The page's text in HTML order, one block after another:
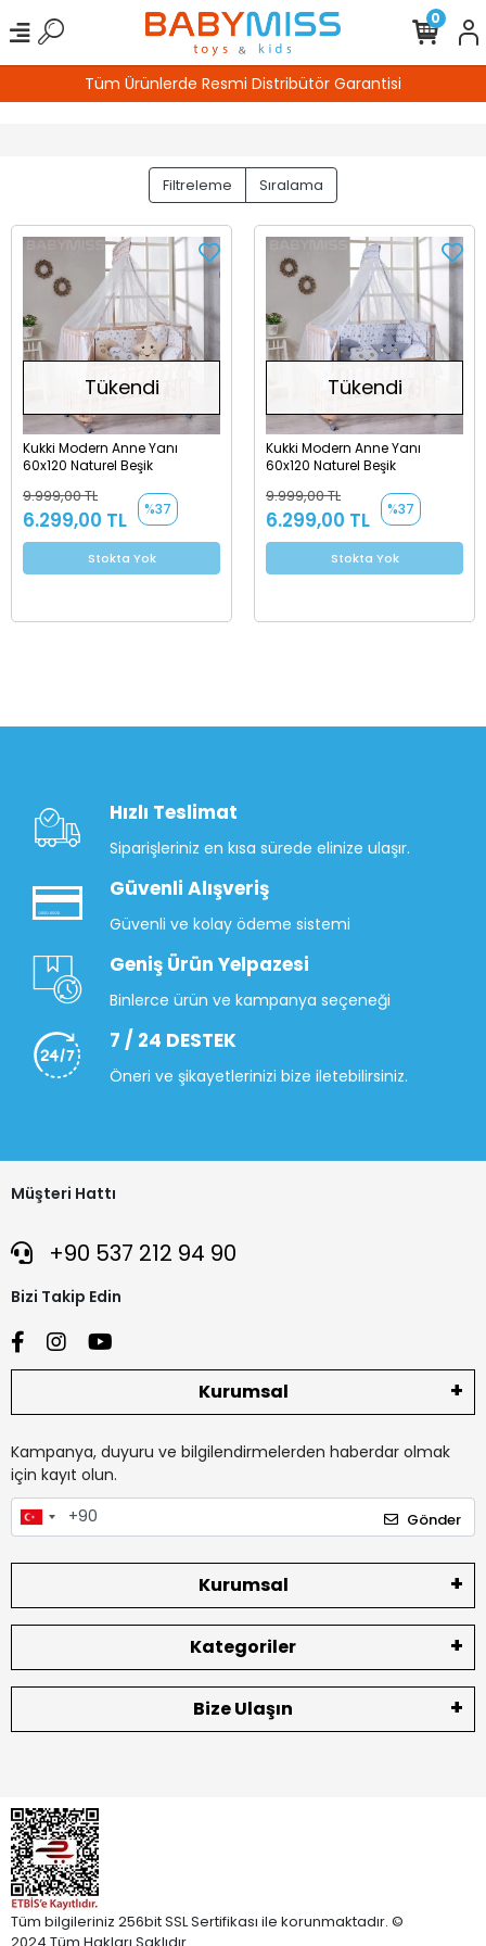
Tüm Ürünlerde Resmi Distribütör Garantisi
0
Filtreleme Sıralama
Tükendi
Kukki Modern Anne Yanı
60x120 Naturel Beşik
9.999,00 TL
6.299,00 TL %37
Stokta Yok
Tükendi
Kukki Modern Anne Yanı
60x120 Naturel Beşik
9.999,00 TL
6.299,00 TL %37
Stokta Yok
Hızlı Teslimat
Siparişleriniz en kısa sürede elinize ulaşır.
Güvenli Alışveriş
Güvenli ve kolay ödeme sistemi
Geniş Ürün Yelpazesi
Binlerce ürün ve kampanya seçeneği
7 / 24 DESTEK
Öneri ve şikayetlerinizi bize iletebilirsiniz.
Müşteri Hattı
+90 537 212 94 90
Bizi Takip Edin
Kurumsal
Kampanya, duyuru ve bilgilendirmelerden haberdar olmak
için kayıt olun.
Gönder
Kurumsal
Kategoriler
Bize Ulaşın
Tüm bilgileriniz 256bit SSL Sertifikası ile korunmaktadır. ©
2024 Tüm Hakları Saklıdır